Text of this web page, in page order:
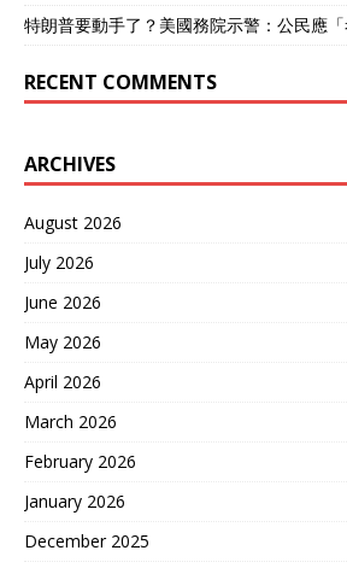
特朗普要動手了？美國務院示警：公民應「
RECENT COMMENTS
ARCHIVES
August 2026
July 2026
June 2026
May 2026
April 2026
March 2026
February 2026
January 2026
December 2025